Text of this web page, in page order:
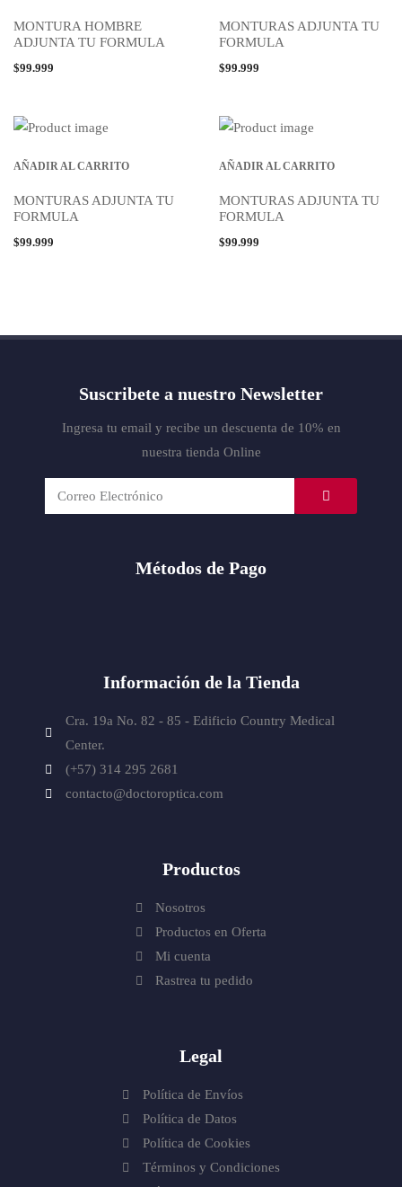
MONTURA HOMBRE
ADJUNTA TU FORMULA
$99.999
MONTURAS ADJUNTA TU
FORMULA
$99.999
AÑADIR AL CARRITO
MONTURAS ADJUNTA TU
FORMULA
$99.999
AÑADIR AL CARRITO
MONTURAS ADJUNTA TU
FORMULA
$99.999
Legal
Política de Envíos
Política de Datos
Política de Cookies
Términos y Condiciones
Productos
Nosotros
Productos en Oferta
Mi cuenta
Rastrea tu pedido
Información de la Tienda
Cra. 19a No. 82 - 85 - Edificio Country Medical
Center.
(+57) 314 295 2681
contacto@doctoroptica.com
Suscribete a nuestro Newsletter
Ingresa tu email y recibe un descuenta de 10% en
nuestra tienda Online
Métodos de Pago